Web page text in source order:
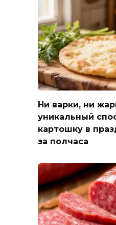
Ни варки, ни
уникальный
картошку в
за полчаса